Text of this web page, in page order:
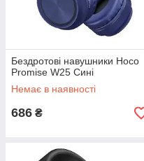
Бездротові навушники Hoco
Promise W25 Сині
Немає в наявності
686 ₴